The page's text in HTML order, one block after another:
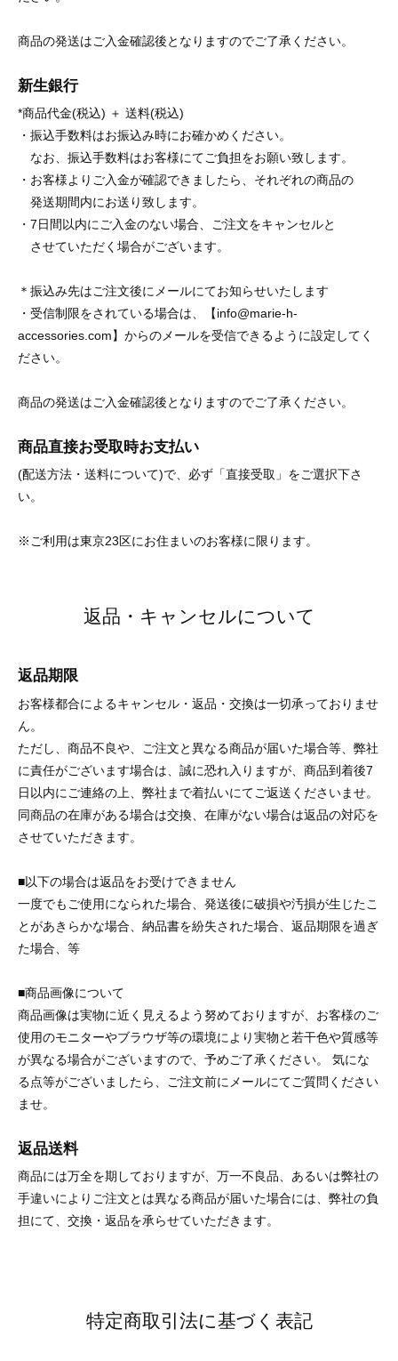
商品の発送はご入金確認後となりますのでご了承ください。
新生銀行
*商品代金(税込) ＋ 送料(税込)
・振込手数料はお振込み時にお確かめください。
なお、振込手数料はお客様にてご負担をお願い致します。
・お客様よりご入金が確認できましたら、それぞれの商品の
発送期間内にお送り致します。
・7日間以内にご入金のない場合、ご注文をキャンセルと
させていただく場合がございます。
＊振込み先はご注文後にメールにてお知らせいたします
・受信制限をされている場合は、【info@marie-h-
accessories.com】からのメールを受信できるように設定してく
ださい。
商品の発送はご入金確認後となりますのでご了承ください。
商品直接お受取時お支払い
(配送方法・送料について)で、必ず「直接受取」をご選択下さ
い。
※ご利用は東京23区にお住まいのお客様に限ります。
返品・キャンセルについて
返品期限
お客様都合によるキャンセル・返品・交換は一切承っておりませ
ん。
ただし、商品不良や、ご注文と異なる商品が届いた場合等、弊社
に責任がございます場合は、誠に恐れ入りますが、商品到着後7
日以内にご連絡の上、弊社まで着払いにてご返送くださいませ。
同商品の在庫がある場合は交換、在庫がない場合は返品の対応を
させていただきます。
■以下の場合は返品をお受けできません
一度でもご使用になられた場合、発送後に破損や汚損が生じたこ
とがあきらかな場合、納品書を紛失された場合、返品期限を過ぎ
た場合、等
■商品画像について
商品画像は実物に近く見えるよう努めておりますが、お客様のご
使用のモニターやブラウザ等の環境により実物と若干色や質感等
が異なる場合がございますので、予めご了承ください。 気にな
る点等がございましたら、ご注文前にメールにてご質問ください
ませ。
返品送料
商品には万全を期しておりますが、万一不良品、あるいは弊社の
手違いによりご注文とは異なる商品が届いた場合には、弊社の負
担にて、交換・返品を承らせていただきます。
特定商取引法に基づく表記